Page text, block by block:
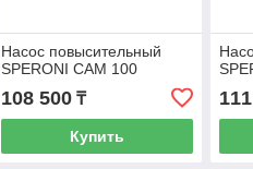
Насос повысительный
SPERONI CAM 100
108 500₸
Купить